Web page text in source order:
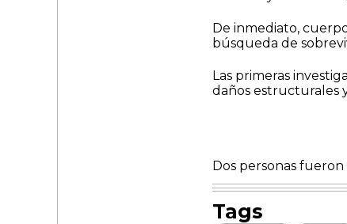
De inmediato,
búsqueda de
Las primeras
daños estructurales
Dos personas
Tags